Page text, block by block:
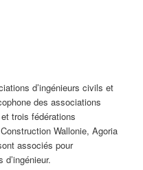
d’ingénieurs civils et
des associations
trois fédérations
Wallonie, Agoria
associés pour